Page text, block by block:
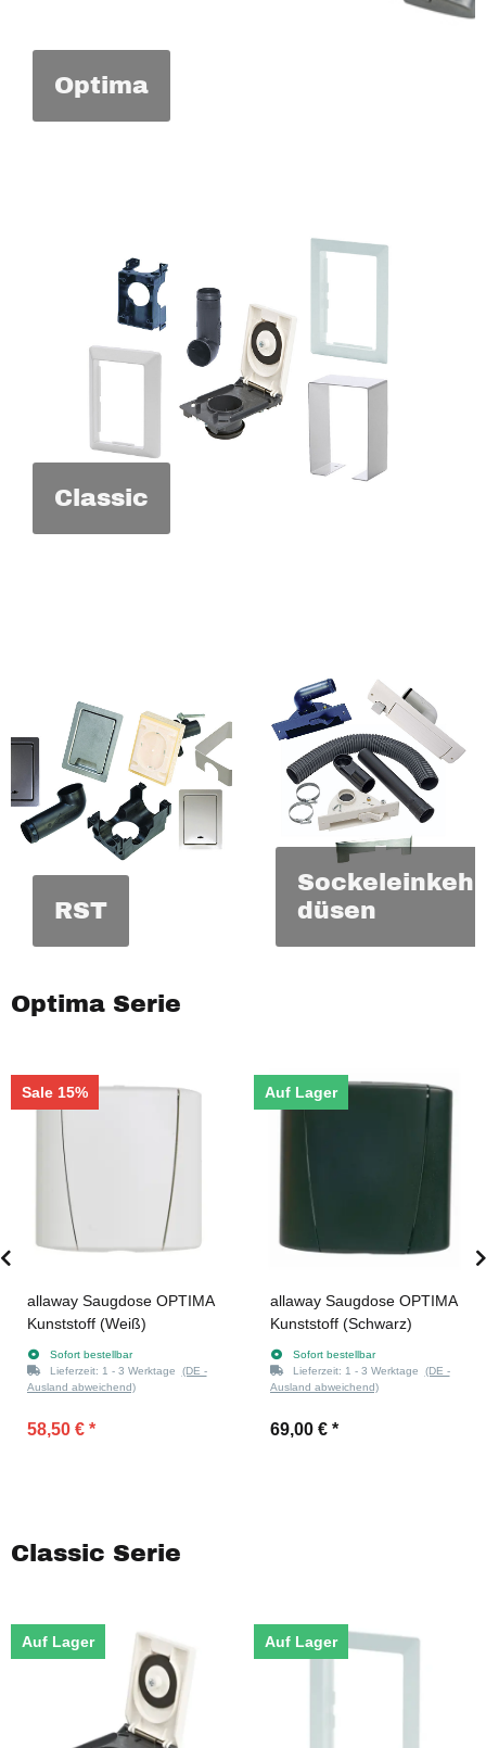
Optima
Classic
RST
düsen
Optima Serie
Sale 15%
allaway Saugdose OPTIMA
Kunststoff (Weiß)
Sofort bestellbar
Lieferzeit: 1 - 3 Werktage (DE -
Ausland abweichend)
58,50 € *
Auf Lager
allaway Saugdose OPTIMA
Kunststoff (Schwarz)
Sofort bestellbar
Lieferzeit: 1 - 3 Werktage (DE -
Ausland abweichend)
69,00 € *
Classic Serie
Auf Lager Auf Lager